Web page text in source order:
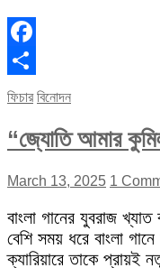
Facebook
Share
ফিচার বিনোদন
“জ্যোতি আমার
March 13, 2025 1
বাংলা গানের যুবরাজ
বেশি সময় ধরে বাংলা
ক্যারিয়ারে তাকে প্রায়ই